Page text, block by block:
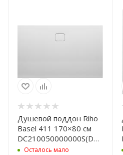
Душевой поддон Riho
Basel 411 170×80 см
белый
Осталось мало